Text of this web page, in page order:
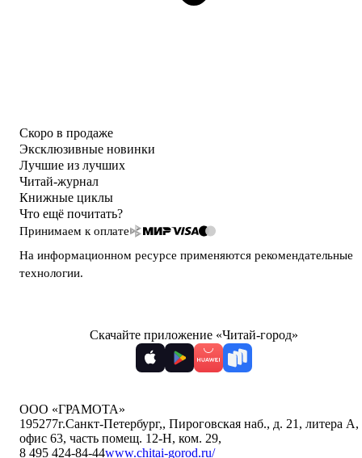
Скоро в продаже
Эксклюзивные новинки
Лучшие из лучших
Читай-журнал
Книжные циклы
Что ещё почитать?
Принимаем к оплате
На информационном ресурсе применяются рекомендательные
технологии.
Скачайте приложение «Читай-город»
ООО «ГРАМОТА»
195277г.Санкт-Петербург,, Пироговская наб., д. 21, литера А,
офис 63, часть помещ. 12-Н, ком. 29,
8 495 424-84-44www.chitai-gorod.ru/